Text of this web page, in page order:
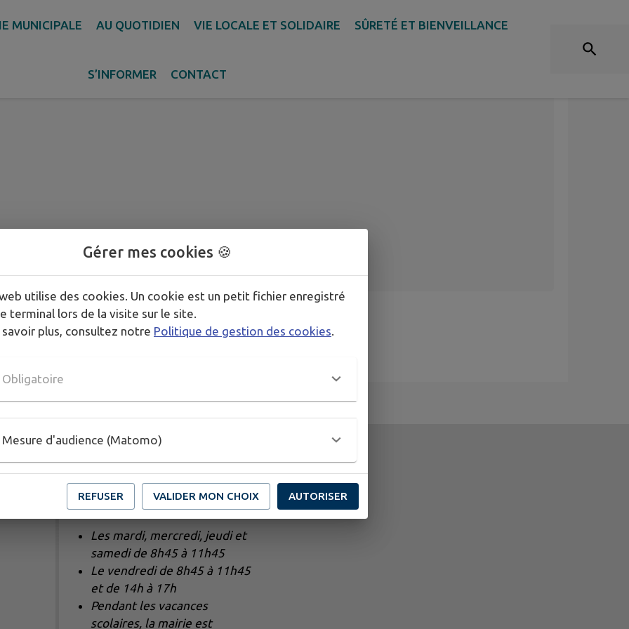
MUNICIPALE AU QUOTIDIEN VIE LOCALE ET SOLIDAIRE SÛRETÉ ET BIENVEILLANCE
S’INFORMER CONTACT
Horaires d'ouverture de la
mairie
Les mardi, mercredi, jeudi et
samedi de 8h45 à 11h45
Le vendredi de 8h45 à 11h45
et de 14h à 17h
Pendant les vacances
scolaires, la mairie est
Gérer mes cookies 🍪
utilise des cookies. Un cookie est un petit fichier enregistré
terminal lors de la visite sur le site.
savoir plus, consultez notre Politique de gestion des cookies
Obligatoire
Mesure d'audience (Matomo)
REFUSER VALIDER MON CHOIX AUTORISER